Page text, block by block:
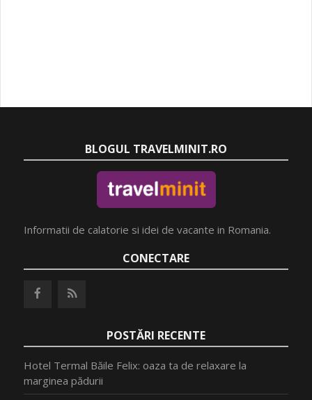
BLOGUL TRAVELMINIT.RO
Informatii de calatorie si idei de vacante in Romania.
CONECTARE
POSTĂRI RECENTE
Hotel Termal Băile Felix: oaza ta de relaxare la
marginea pădurii